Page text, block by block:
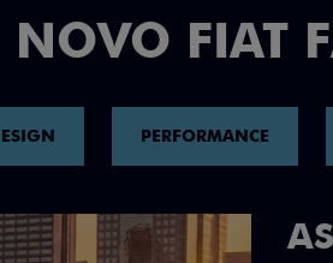
FIAT
PERFORMANCE